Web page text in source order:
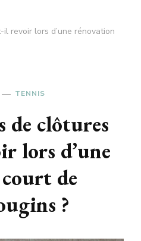
revoir lors d’une rénovation
TENNIS
de clôtures
lors d’une
de
?